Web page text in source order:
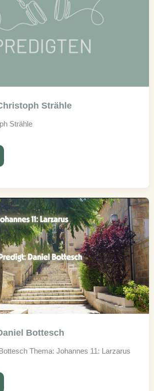
Strähle
Strähle
Bottesch
Thema: Johannes 11: Larzarus